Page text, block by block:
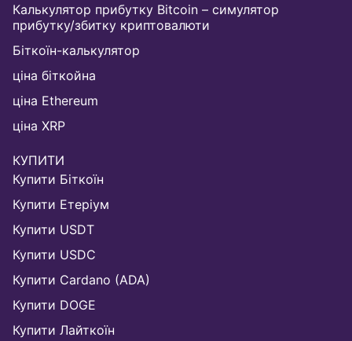
Калькулятор прибутку Bitcoin – симулятор
прибутку/збитку криптовалюти
Біткоїн-калькулятор
ціна біткойна
ціна Ethereum
ціна XRP
КУПИТИ
Купити Біткоїн
Купити Етеріум
Купити USDT
Купити USDC
Купити Cardano (ADA)
Купити DOGE
Купити Лайткоїн